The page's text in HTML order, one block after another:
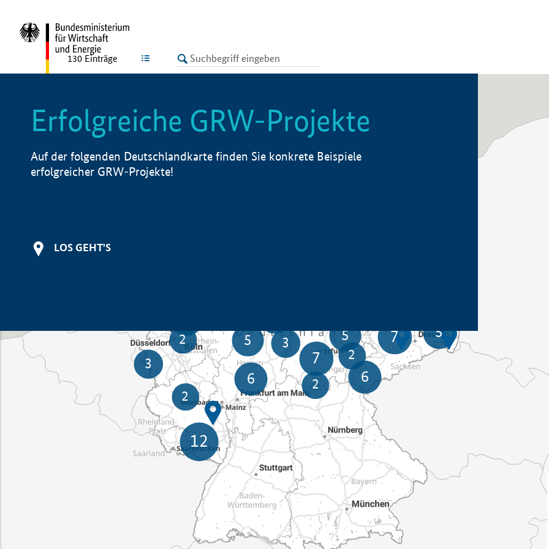
LISTE
130 Einträge
Erfolgreiche GRW-Projekte
Auf der folgenden Deutschlandkarte finden Sie konkrete Beispiele
erfolgreicher GRW-Projekte!
LOS GEHT'S